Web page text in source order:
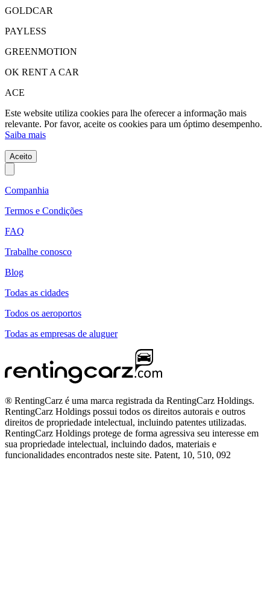
GOLDCAR
PAYLESS
GREENMOTION
OK RENT A CAR
ACE
Este website utiliza cookies para lhe oferecer a informação mais
relevante. Por favor, aceite os cookies para um óptimo desempenho.
Saiba mais
Aceito
Companhia
Termos e Condições
FAQ
Trabalhe conosco
Blog
Todas as cidades
Todos os aeroportos
Todas as empresas de aluguer
® RentingCarz é uma marca registrada da RentingCarz Holdings.
RentingCarz Holdings possui todos os direitos autorais e outros
direitos de propriedade intelectual, incluindo patentes utilizadas.
RentingCarz Holdings protege de forma agressiva seu interesse em
sua propriedade intelectual, incluindo dados, materiais e
funcionalidades encontrados neste site. Patent, 10, 510, 092